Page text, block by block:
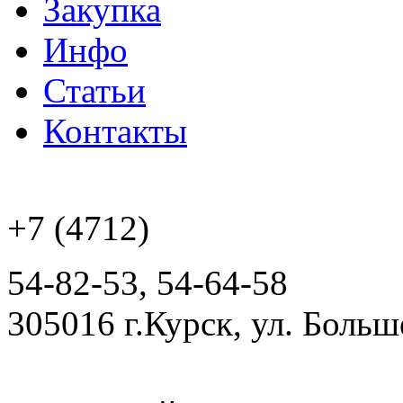
Закупка
Инфо
Статьи
Контакты
+7 (4712)
54-82-53, 54-64-58
305016 г.Курск, ул.